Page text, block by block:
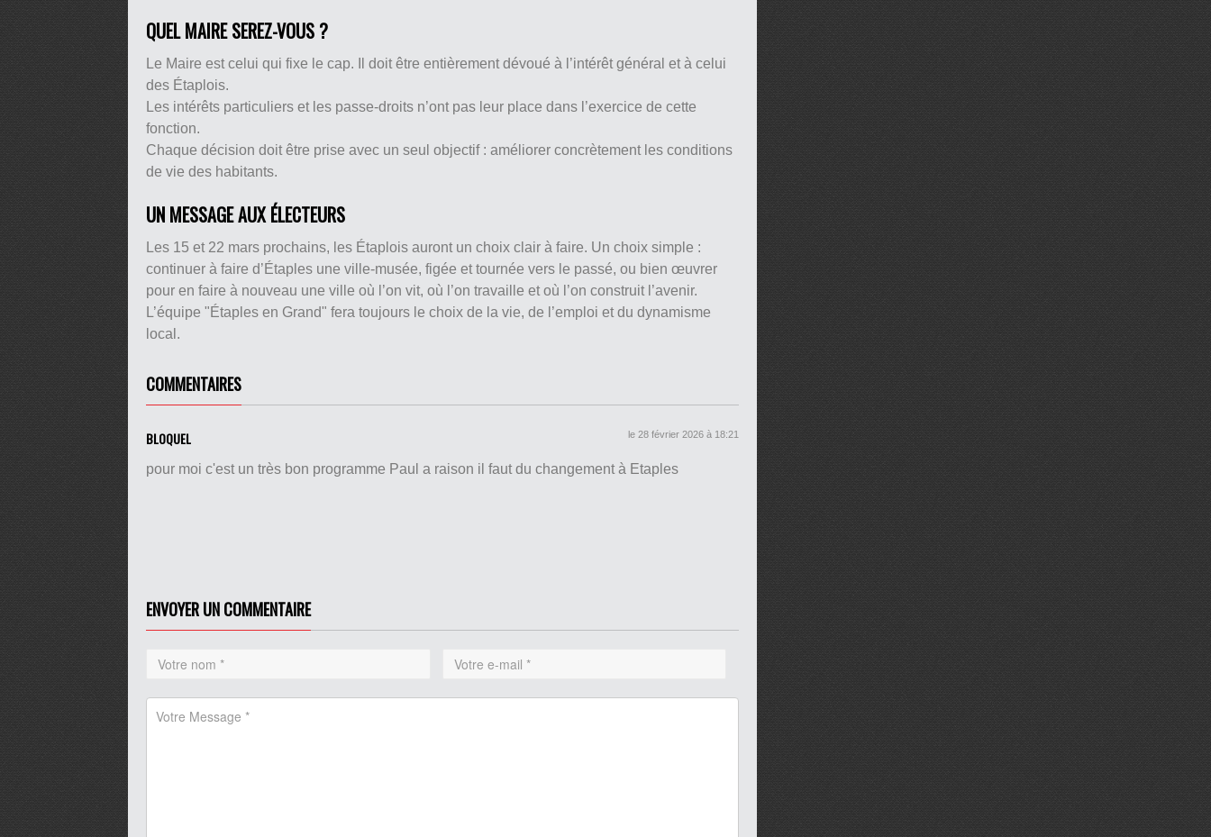
QUEL MAIRE SEREZ-VOUS ?
Le Maire est celui qui fixe le cap. Il doit être entièrement dévoué à l’intérêt général et à celui
des Étaplois.
Les intérêts particuliers et les passe-droits n’ont pas leur place dans l’exercice de cette
fonction.
Chaque décision doit être prise avec un seul objectif : améliorer concrètement les conditions
de vie des habitants.
UN MESSAGE AUX ÉLECTEURS
Les 15 et 22 mars prochains, les Étaplois auront un choix clair à faire. Un choix simple :
continuer à faire d’Étaples une ville-musée, figée et tournée vers le passé, ou bien œuvrer
pour en faire à nouveau une ville où l’on vit, où l’on travaille et où l’on construit l’avenir.
L’équipe "Étaples en Grand" fera toujours le choix de la vie, de l’emploi et du dynamisme
local.
COMMENTAIRES
BLOQUEL le 28 février 2026 à 18:21
pour moi c'est un très bon programme Paul a raison il faut du changement à Etaples
ENVOYER UN COMMENTAIRE